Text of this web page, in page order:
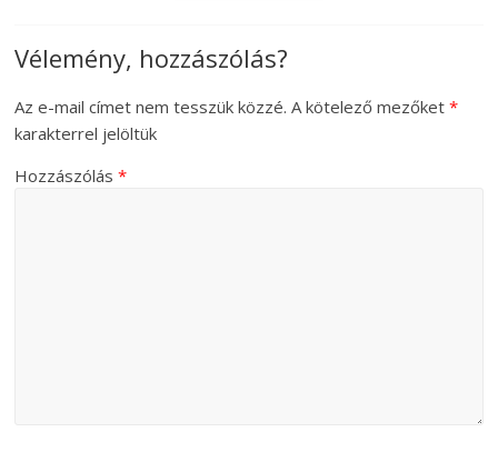
Vélemény, hozzászólás?
Az e-mail címet nem tesszük közzé. A kötelező mezőket*
karakterrel jelöltük
Hozzászólás*